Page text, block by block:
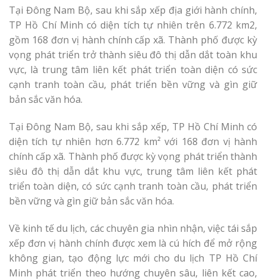
Tại Đông Nam Bộ, sau khi sắp xếp địa giới hành chính,
TP Hồ Chí Minh có diện tích tự nhiên trên 6.772 km2,
gồm 168 đơn vị hành chính cấp xã. Thành phố được kỳ
vọng phát triển trở thành siêu đô thị dẫn dắt toàn khu
vực, là trung tâm liên kết phát triển toàn diện có sức
cạnh tranh toàn cầu, phát triển bền vững và gìn giữ
bản sắc văn hóa.
Tại Đông Nam Bộ, sau khi sắp xếp, TP Hồ Chí Minh có
diện tích tự nhiên hơn 6.772 km² với 168 đơn vị hành
chính cấp xã. Thành phố được kỳ vọng phát triển thành
siêu đô thị dẫn dắt khu vực, trung tâm liên kết phát
triển toàn diện, có sức cạnh tranh toàn cầu, phát triển
bền vững và gìn giữ bản sắc văn hóa.
Về kinh tế du lịch, các chuyên gia nhìn nhận, việc tái sắp
xếp đơn vị hành chính được xem là cú hích để mở rộng
không gian, tạo động lực mới cho du lịch TP Hồ Chí
Minh phát triển theo hướng chuyên sâu, liên kết cao,